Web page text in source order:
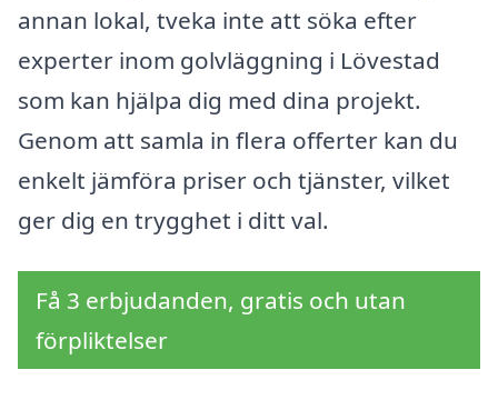
annan lokal, tveka inte att söka efter
experter inom golvläggning i Lövestad
som kan hjälpa dig med dina projekt.
Genom att samla in flera offerter kan du
enkelt jämföra priser och tjänster, vilket
ger dig en trygghet i ditt val.
Få 3 erbjudanden, gratis och utan
förpliktelser